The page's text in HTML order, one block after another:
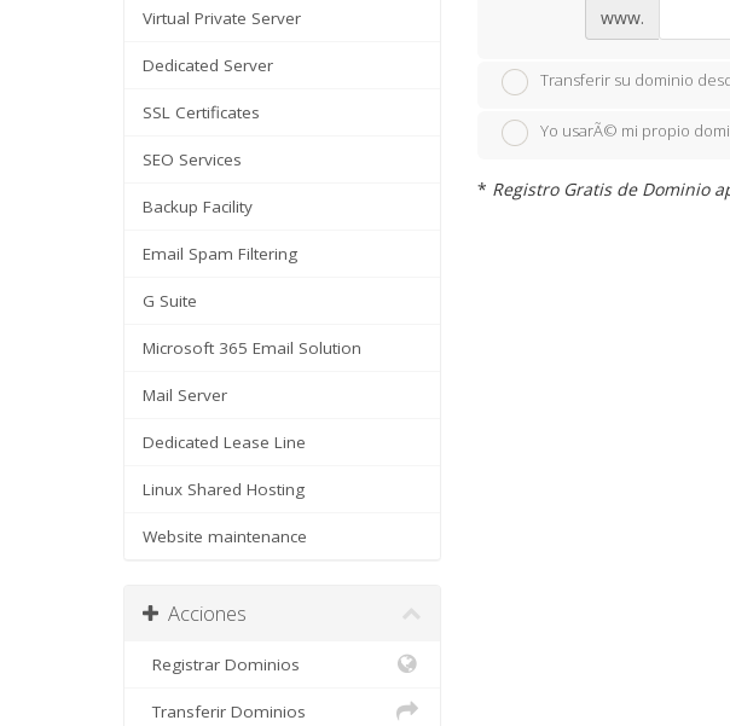
Virtual Private Server
Dedicated Server
SSL Certificates
SEO Services
Backup Facility
Email Spam Filtering
G Suite
Microsoft 365 Email Solution
Mail Server
Dedicated Lease Line
Linux Shared Hosting
Website maintenance
Acciones
Registrar Dominios
Transferir Dominios
www.
Transferir su dominio
Yo usarÃ© mi propio
* Registro Gratis de Dominio